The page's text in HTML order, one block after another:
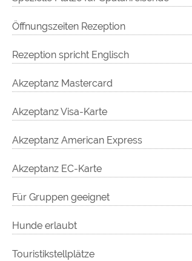
Öffnungszeiten Rezeption
Rezeption spricht Englisch
Akzeptanz Mastercard
Akzeptanz Visa-Karte
Akzeptanz American Express
Akzeptanz EC-Karte
Für Gruppen geeignet
Hunde erlaubt
Touristikstellplätze